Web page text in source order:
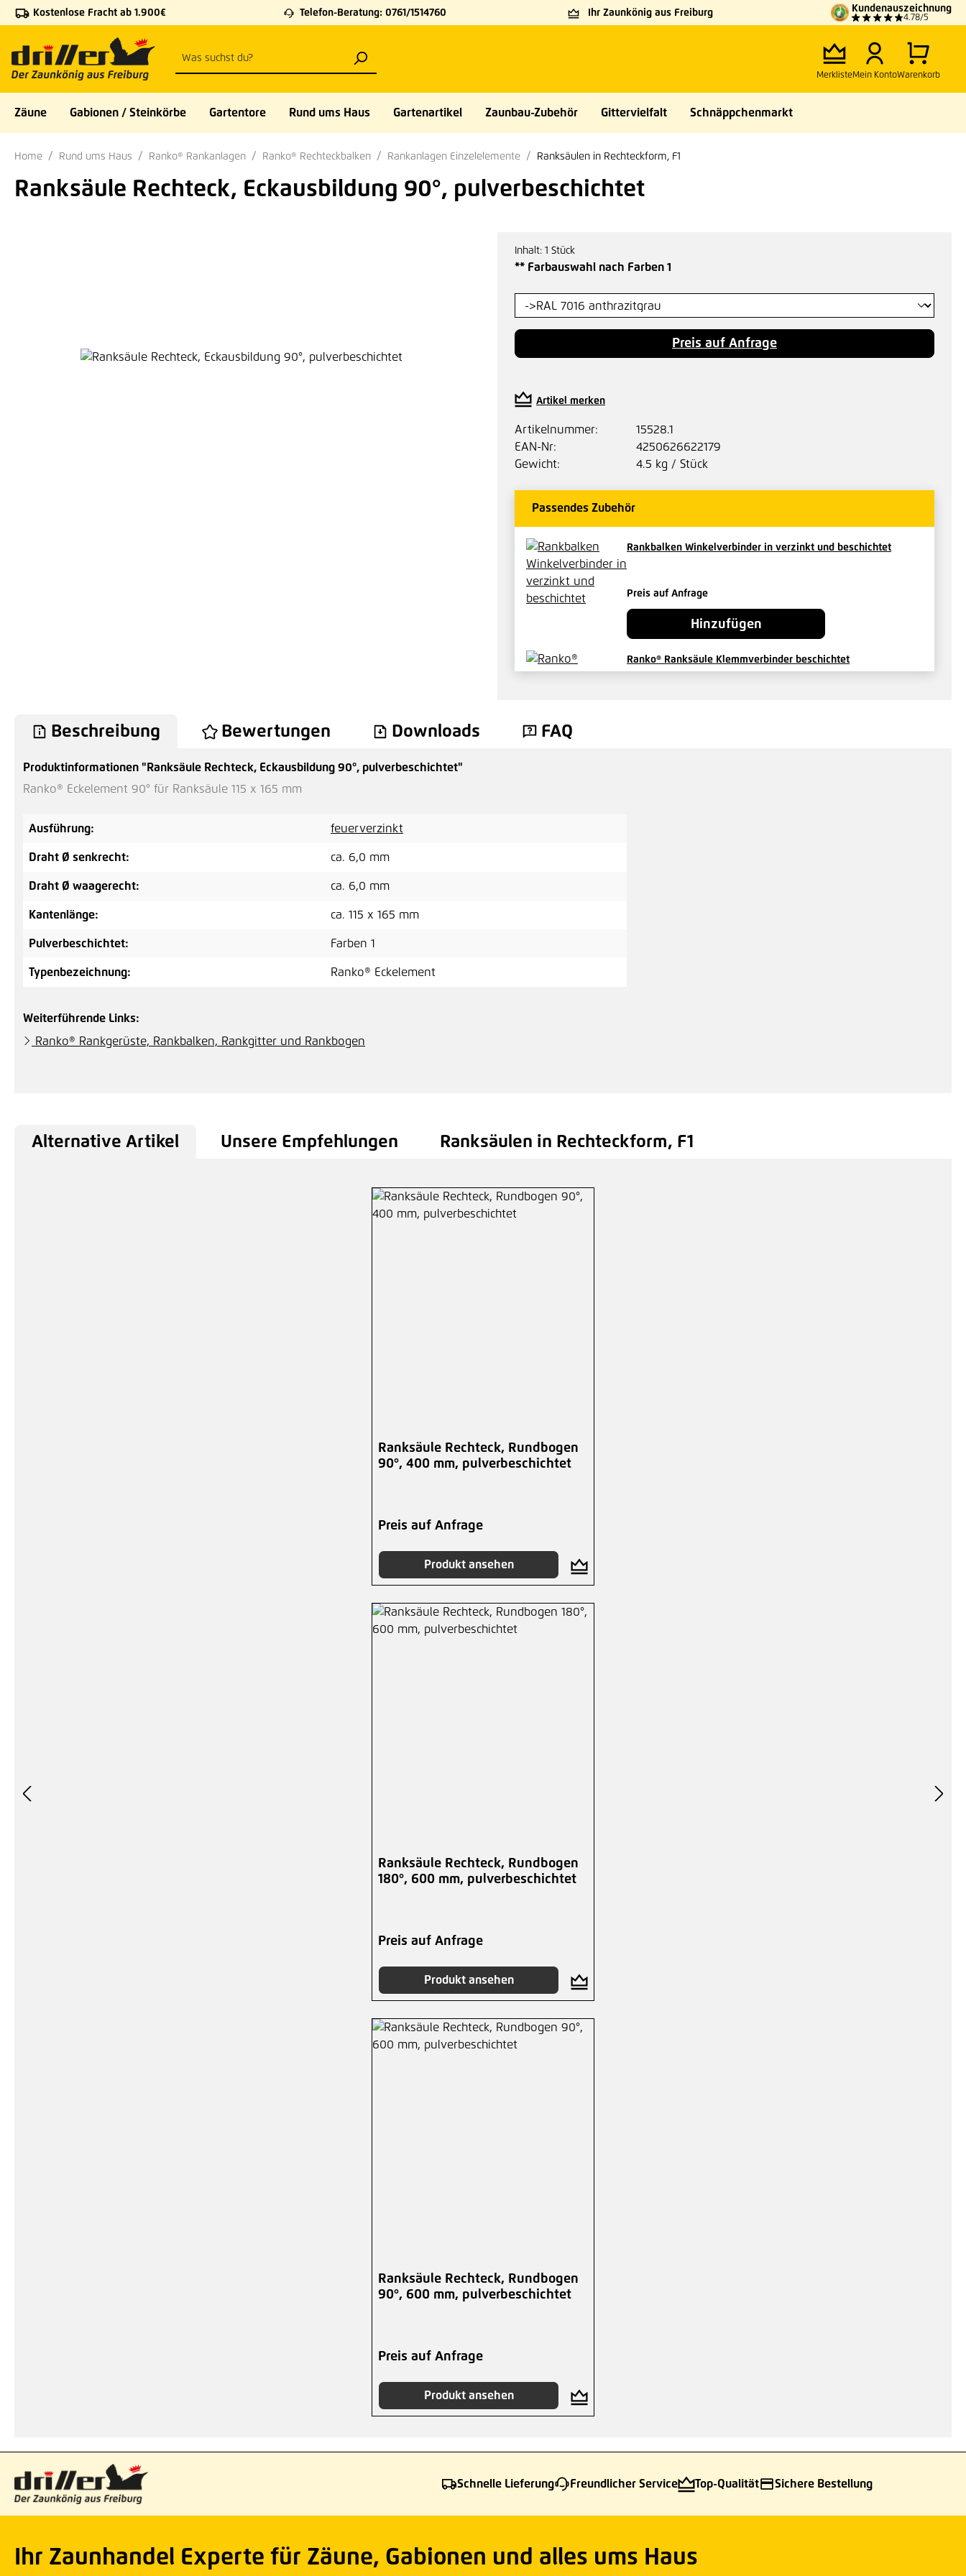
Hauptinhalt springen
Zur Suche springen
Zur Hauptnavigation springen
Kostenlose Fracht ab 1.900€ Telefon-Beratung: 0761/1514760 Ihr Zaunkönig aus Freiburg Kundenauszeichnung
4.78/5
MerklisteMein KontoWarenkorb
Zäune Gabionen / Steinkörbe Gartentore Rund ums Haus Gartenartikel Zaunbau-Zubehör Gittervielfalt Schnäppchenmarkt
Home Rund ums Haus Ranko® Rankanlagen Ranko® Rechteckbalken Rankanlagen Einzelelemente Ranksäulen in Rechteckform, F1
Ranksäule Rechteck, Eckausbildung 90°, pulverbeschichtet
Bildergalerie überspringen
Inhalt: 1 Stück
** Farbauswahl nach Farben 1
Preis auf Anfrage
Artikel merken
Artikelnummer:
15528.1
EAN-Nr:
4250626622179
Gewicht:
4.5 kg / Stück
Passendes Zubehör
Rankbalken Winkelverbinder in verzinkt und beschichtet
Preis auf Anfrage
Hinzufügen
Ranko® Ranksäule Klemmverbinder beschichtet
Beschreibung Bewertungen Downloads FAQ
Produktinformationen "Ranksäule Rechteck, Eckausbildung 90°, pulverbeschichtet"
Ranko® Eckelement 90° für Ranksäule 115 x 165 mm
Ausführung: feuerverzinkt
Draht Ø senkrecht: ca. 6,0 mm
Draht Ø waagerecht: ca. 6,0 mm
Kantenlänge: ca. 115 x 165 mm
Pulverbeschichtet: Farben 1
Typenbezeichnung: Ranko® Eckelement
Weiterführende Links:
Ranko® Rankgerüste, Rankbalken, Rankgitter und Rankbogen
Alternative Artikel Unsere Empfehlungen Ranksäulen in Rechteckform, F1
Ranksäule Rechteck, Rundbogen
90°, 400 mm, pulverbeschichtet
Preis auf Anfrage
Produkt ansehen
Ranksäule Rechteck, Rundbogen
180°, 600 mm, pulverbeschichtet
Preis auf Anfrage
Produkt ansehen
Ranksäule Rechteck, Rundbogen
90°, 600 mm, pulverbeschichtet
Preis auf Anfrage
Produkt ansehen
Schnelle Lieferung Freundlicher Service Top-Qualität Sichere Bestellung
Ihr Zaunhandel Experte für Zäune, Gabionen und alles ums Haus